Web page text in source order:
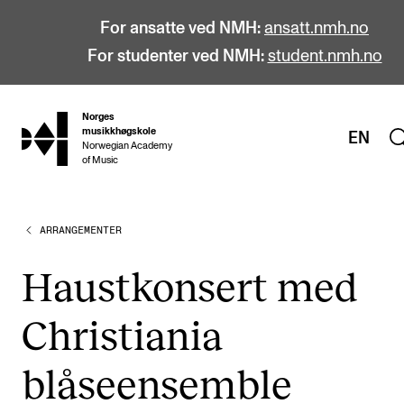
For ansatte ved NMH: ansatt.nmh.no
For studenter ved NMH: student.nmh.no
hjem
Norges
musikkhøgskole
Norwegian Academy
of Music
EN
STUDIER
Bachelor
Master
Årsstudium og videreutdanning
ARRANGEMENTER
Haustkonsert med
Christiania
blåseensemble